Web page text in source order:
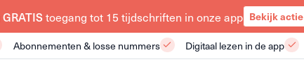
GRATIStoegang tot 15 tijdschriften in onze app Bekijk actie
Abonnementen & losse nummers Digitaal lezen in de app